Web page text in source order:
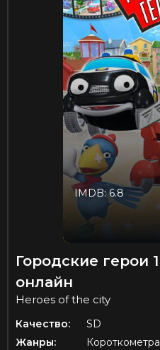
IMDB: 6.8
Городские герои
онлайн
Heroes of the city
Качество:
SD
Жанры: